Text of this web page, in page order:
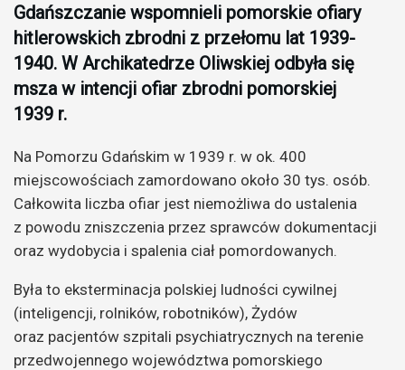
Gdańszczanie wspomnieli pomorskie ofiary
hitlerowskich zbrodni z przełomu lat 1939-
1940. W Archikatedrze Oliwskiej odbyła się
msza w intencji ofiar zbrodni pomorskiej
1939 r.
Na Pomorzu Gdańskim w 1939 r. w ok. 400
miejscowościach zamordowano około 30 tys. osób.
Całkowita liczba ofiar jest niemożliwa do ustalenia
z powodu zniszczenia przez sprawców dokumentacji
oraz wydobycia i spalenia ciał pomordowanych.
Była to eksterminacja polskiej ludności cywilnej
(inteligencji, rolników, robotników), Żydów
oraz pacjentów szpitali psychiatrycznych na terenie
przedwojennego województwa pomorskiego